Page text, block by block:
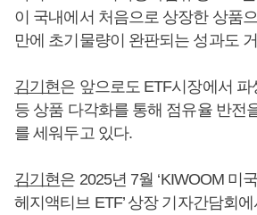
이 국내에서 처음으로 상장한 상품
만에 초기물량이 완판되는 성과도
김기현은 앞으로도 ETF시장에서 파
등 상품 다각화를 통해 점유율 반전
를 세워두고 있다.
김기현은 2025년 7월 ‘KIWOOM 미
헤지액티브 ETF’ 상장 기자간담회